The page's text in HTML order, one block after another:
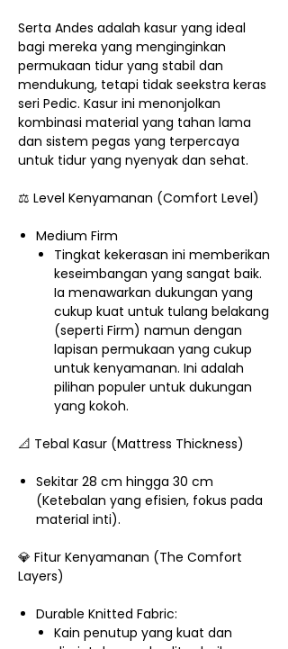
Serta Andes adalah kasur yang ideal
bagi mereka yang menginginkan
permukaan tidur yang stabil dan
mendukung, tetapi tidak seekstra keras
seri Pedic. Kasur ini menonjolkan
kombinasi material yang tahan lama
dan sistem pegas yang terpercaya
untuk tidur yang nyenyak dan sehat.
⚖️ Level Kenyamanan (Comfort Level)
Medium Firm
Tingkat kekerasan ini memberikan
keseimbangan yang sangat baik.
Ia menawarkan dukungan yang
cukup kuat untuk tulang belakang
(seperti Firm) namun dengan
lapisan permukaan yang cukup
untuk kenyamanan. Ini adalah
pilihan populer untuk dukungan
yang kokoh.
📐 Tebal Kasur (Mattress Thickness)
Sekitar 28 cm hingga 30 cm
(Ketebalan yang efisien, fokus pada
material inti).
💎 Fitur Kenyamanan (The Comfort
Layers)
Durable Knitted Fabric:
Kain penutup yang kuat dan